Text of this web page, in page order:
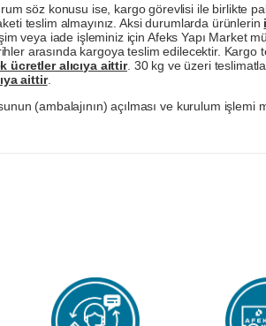
söz konusu ise, kargo görevlisi ile birlikte
teslim almayınız. Aksi durumlarda ürünlerin
veya iade işleminiz için Afeks Yapı Market
arasında kargoya teslim edilecektir.
ücretler alıcıya aittir. 30 kg ve üzeri
aittir.
(ambalajının) açılması ve kurulum işlemi